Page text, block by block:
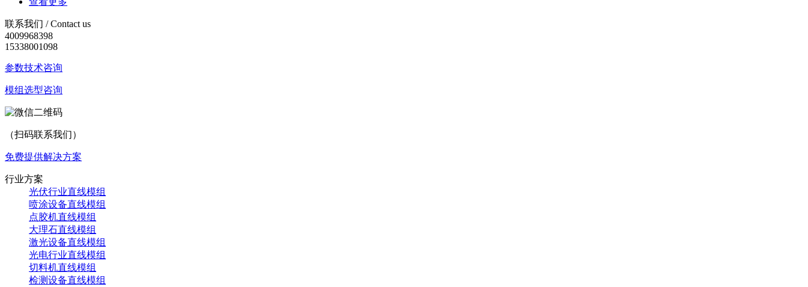
联系我们 /Contact us
4009968398
15338001098
参数技术咨询
模组选型咨询
（扫码联系我们）
免费提供解决方案
行业方案
光伏行业直线模组
喷涂设备直线模组
点胶机直线模组
大理石直线模组
激光设备直线模组
光电行业直线模组
切料机直线模组
检测设备直线模组